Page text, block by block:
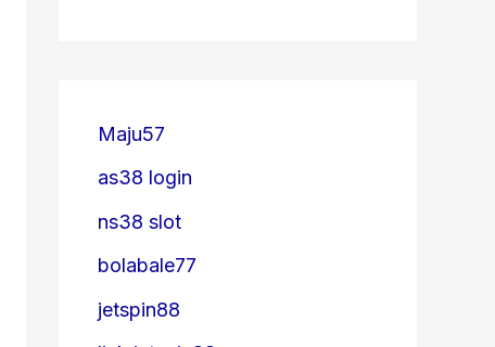
Maju57
as38 login
ns38 slot
bolabale77
jetspin88